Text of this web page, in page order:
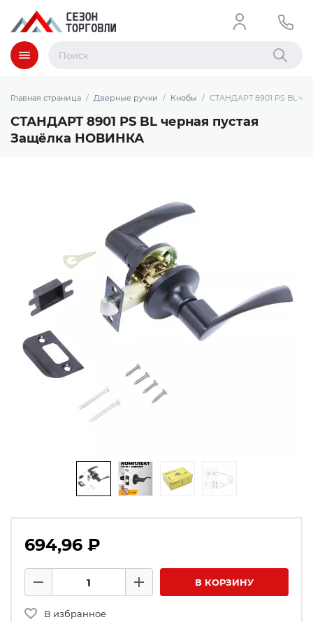
Меню Найти
Главная страница Дверные ручки Кнобы СТАНДАРТ 8901 PS BL
СТАНДАРТ 8901 PS BL черная пустая
Защёлка НОВИНКА
694,96 ₽
Минус
Плюс В КОРЗИНУ
В избранное